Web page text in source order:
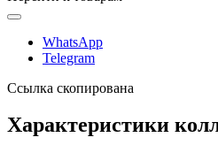
WhatsApp
Telegram
Ссылка скопирована
Характеристики